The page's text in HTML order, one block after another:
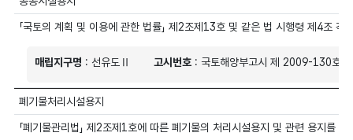
「국토의 계획 및 이용에 관한 법률」 제2조제13호 및 같은 법 시행령 제4조
매립지구명 : 선유도Ⅱ 고시번호 : 국토해양부고시 제 2009-130호
폐기물처리시설용지
「폐기물관리법」 제2조제1호에 따른 폐기물의 처리시설용지 및 관련 용지를